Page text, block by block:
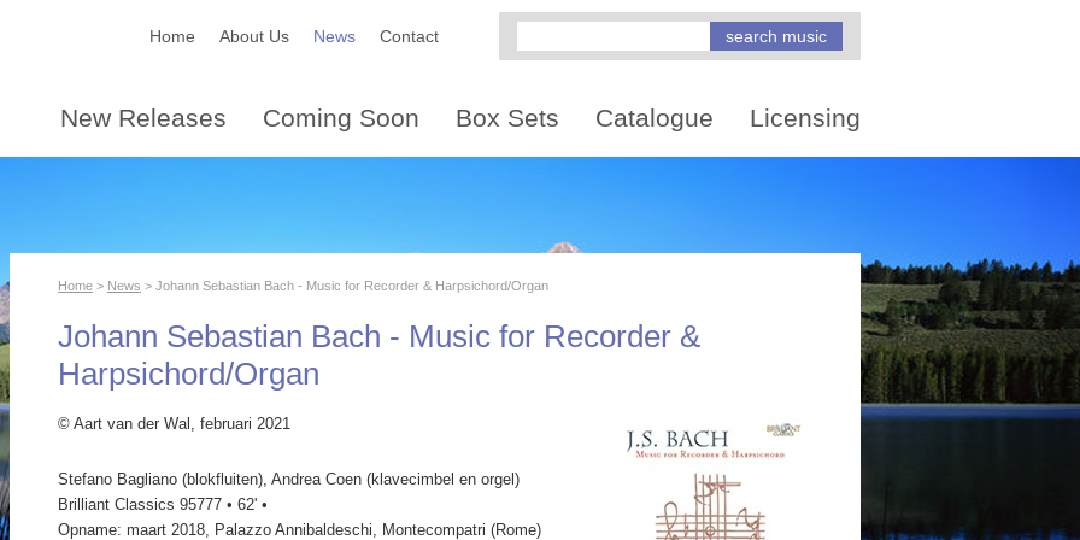
Home About Us News Contact
New Releases Coming Soon Box Sets Catalogue Licensing
Home > News > Johann Sebastian Bach - Music for Recorder & Harpsichord/Organ
Johann Sebastian Bach - Music for Recorder &
Harpsichord/Organ
© Aart van der Wal, februari 2021
Stefano Bagliano (blokfluiten), Andrea Coen (klavecimbel en orgel)
Brilliant Classics 95777 • 62' •
Opname: maart 2018, Palazzo Annibaldeschi, Montecompatri (Rome)